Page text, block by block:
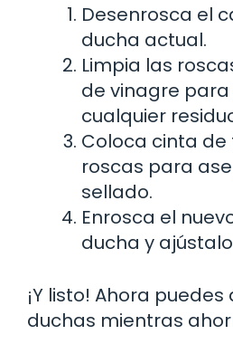
Desenrosca el
ducha actual.
Limpia las
de vinagre
cualquier
Coloca cinta de
roscas para
sellado.
Enrosca el
ducha y
¡Y listo! Ahora
duchas mientras